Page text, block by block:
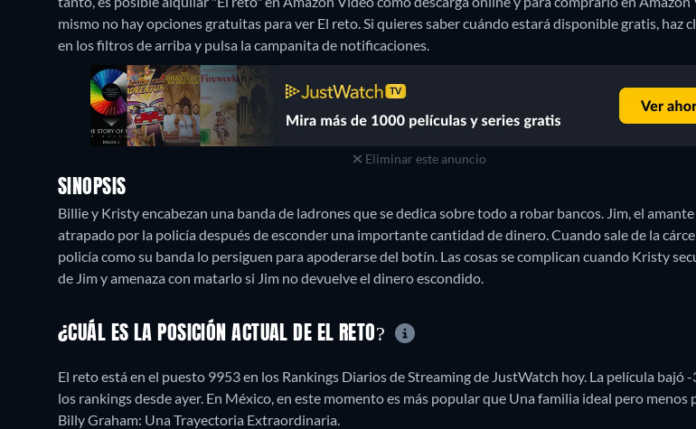
mismo no hay opciones gratuitas para ver El reto. Si quieres saber cuándo estará disponible gratis, haz
en los filtros de arriba y pulsa la campanita de notificaciones.
Eliminar este anuncio
SINOPSIS
Billie y Kristy encabezan una banda de ladrones que se dedica sobre todo a robar bancos. Jim, el
atrapado por la policía después de esconder una importante cantidad de dinero. Cuando sale de la
policía como su banda lo persiguen para apoderarse del botín. Las cosas se complican cuando Kristy
de Jim y amenaza con matarlo si Jim no devuelve el dinero escondido.
¿CUÁL ES LA POSICIÓN ACTUAL DE EL RETO?
El reto está en el puesto 9953 en los Rankings Diarios de Streaming de JustWatch hoy. La película bajó
los rankings desde ayer. En México, en este momento es más popular que Una familia ideal pero menos
Billy Graham: Una Trayectoria Extraordinaria.